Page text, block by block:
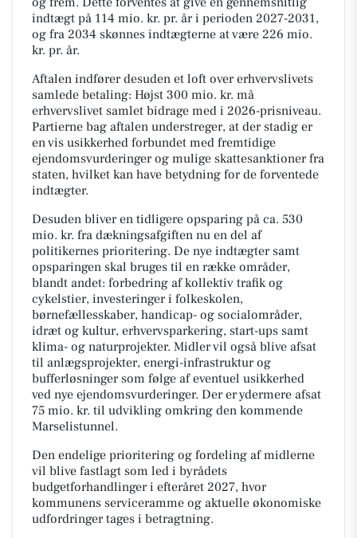
indtægt på 114 mio. kr. pr. år i perioden 2027-2031,
og fra 2034 skønnes indtægterne at være 226 mio.
kr. pr. år.
Aftalen indfører desuden et loft over erhvervslivets
samlede betaling: Højst 300 mio. kr. må
erhvervslivet samlet bidrage med i 2026-prisniveau.
Partierne bag aftalen understreger, at der stadig er
en vis usikkerhed forbundet med fremtidige
ejendomsvurderinger og mulige skattesanktioner fra
staten, hvilket kan have betydning for de forventede
indtægter.
Desuden bliver en tidligere opsparing på ca. 530
mio. kr. fra dækningsafgiften nu en del af
politikernes prioritering. De nye indtægter samt
opsparingen skal bruges til en række områder,
blandt andet: forbedring af kollektiv trafik og
cykelstier, investeringer i folkeskolen,
børnefællesskaber, handicap- og socialområder,
idræt og kultur, erhvervsparkering, start-ups samt
klima- og naturprojekter. Midler vil også blive afsat
til anlægsprojekter, energi-infrastruktur og
bufferløsninger som følge af eventuel usikkerhed
ved nye ejendomsvurderinger. Der er ydermere afsat
75 mio. kr. til udvikling omkring den kommende
Marselistunnel.
Den endelige prioritering og fordeling af midlerne
vil blive fastlagt som led i byrådets
budgetforhandlinger i efteråret 2027, hvor
kommunens serviceramme og aktuelle økonomiske
udfordringer tages i betragtning.